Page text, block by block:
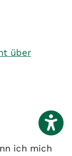
über
ich mich